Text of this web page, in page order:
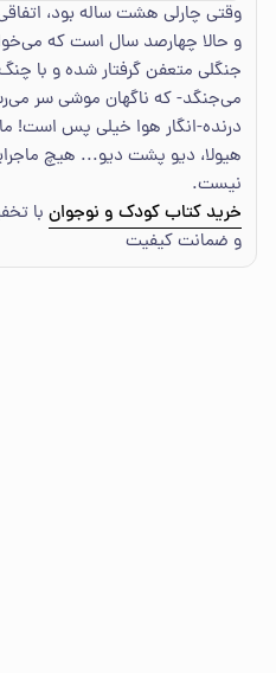
وقتی چارلی هشت ساله بود،
و حالا چهارصد سال است که
جنگلی متعفن گرفتار شده و با
می‌جنگد- که ناگهان موشی سر
درنده-انگار هوا خیلی پس است!
هیولا، دیو پشت دیو... هیچ
نیست.
خرید کتاب کودک و نوجوان با
و ضمانت کیفیت